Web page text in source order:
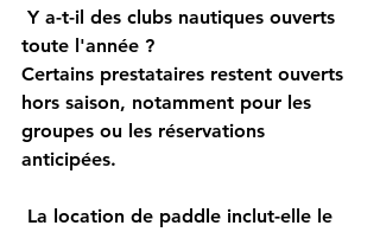
toute l'année ?
Certains prestataires restent ouverts
hors saison, notamment pour les
groupes ou les réservations
anticipées.